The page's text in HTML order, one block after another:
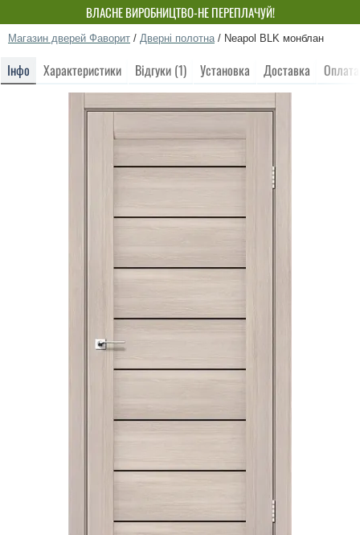
ВЛАСНЕ ВИРОБНИЦТВО-НЕ ПЕРЕПЛАЧУЙ!
Магазин дверей Фаворит / Дверні полотна / Neapol BLK монблан
Інфо Характеристики Відгуки (1) Установка Доставка Оплата